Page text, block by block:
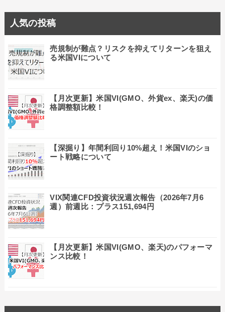
人気の投稿
売規制が難点？リスクを抑えてリターンを狙え
る米国VIについて
【月次更新】米国VI(GMO、外貨ex、楽天)の価
格調整額比較！
【深掘り】年間利回り10%超え！米国VIのショ
ート戦略について
VIX関連CFD投資状況週次報告（2026年7月6
週）前週比：プラス151,694円
【月次更新】米国VI(GMO、楽天)のパフォーマ
ンス比較！